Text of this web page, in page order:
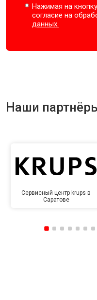
Нажимая на
согласие на
данных.
Наши
Сервисный центр krups в
Саратове